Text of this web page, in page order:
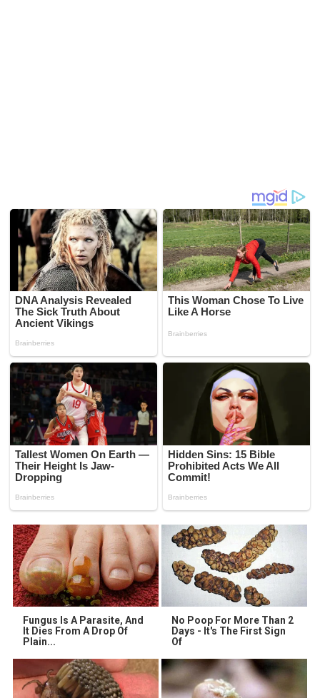
Fungus Is A Parasite, And
It Dies From A Drop Of
Plain...
No Poop For More Than 2
Days - It's The First Sign
Of